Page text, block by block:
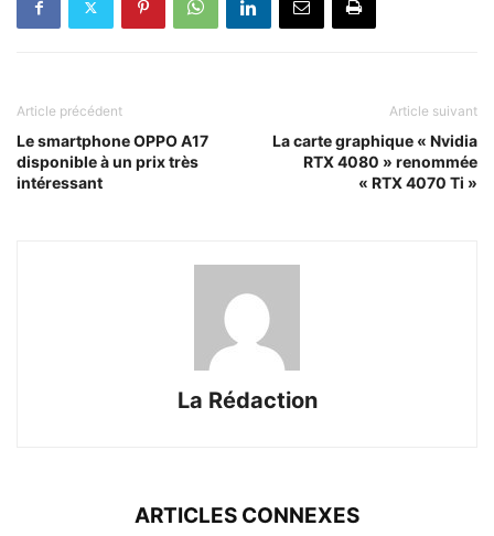
Article précédent
Le smartphone OPPO A17
disponible à un prix très
intéressant
Article suivant
La carte graphique « Nvidia
RTX 4080 » renommée
« RTX 4070 Ti »
La Rédaction
ARTICLES CONNEXES